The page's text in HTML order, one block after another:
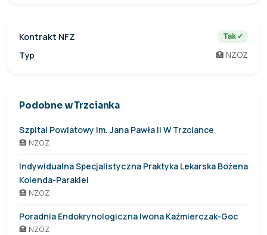
Kontrakt NFZ Tak ✓
Typ 🏥 NZOZ
Podobne w Trzcianka
Szpital Powiatowy Im. Jana Pawła Ii W Trzciance
🏥 NZOZ
Indywidualna Specjalistyczna Praktyka Lekarska Bożena
Kolenda-Parakiel
🏥 NZOZ
Poradnia Endokrynologiczna Iwona Kaźmierczak-Goc
🏥 NZOZ